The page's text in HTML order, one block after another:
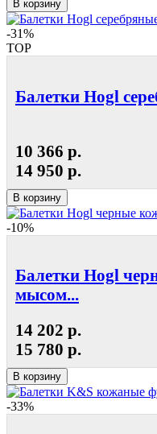
В корзину
-31%
TOP
Балетки Hogl
10 366 р.
14 950 р.
В корзину
-10%
Балетки Hogl
мысом...
14 202 р.
15 780 р.
В корзину
-33%